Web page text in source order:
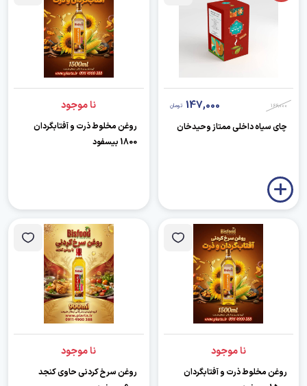
166,000
147,000 تومان
چای سیاه داخلی ممتاز وحیدخان
نا موجود
روغن مخلوط ذرت و آفتابگردان
1800 بیسفود
نا موجود
روغن مخلوط ذرت و آفتابگردان
نا موجود
روغن سرخ کردنی حاوی کنجد